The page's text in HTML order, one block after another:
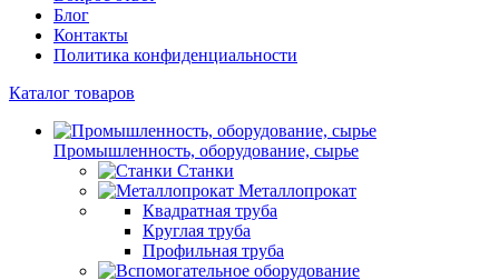
Блог
Контакты
Политика конфиденциальности
Каталог товаров
Промышленность, оборудование, сырье
Станки
Металлопрокат
Квадратная труба
Круглая труба
Профильная труба